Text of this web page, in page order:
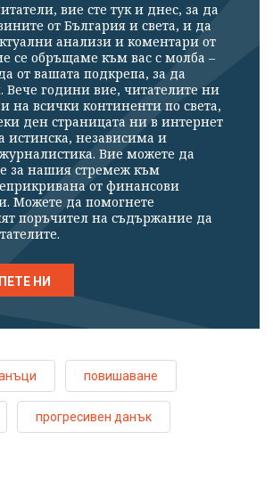
вие сте тук и днес, за да
от България и света, и да
анализи и коментари от
се обръщаме към вас с молба –
от вашата подкрепа, за да
години вие, читателите ни
на всички континенти по света,
ден страницата ни в интернет
истинска, независима и
Вие можете да
за нашия стремеж към
от финансови
Можете да помогнете
поръчител на съдържание да
НИ
повишаване
прогресивен данък